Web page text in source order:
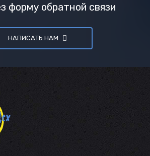
форму обратной связи
НАПИСАТЬ НАМ